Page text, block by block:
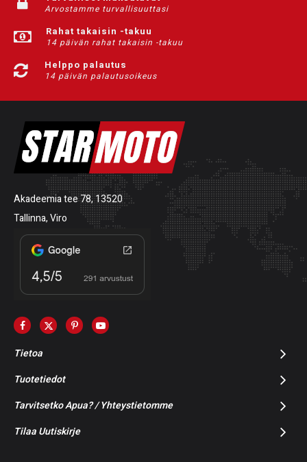
Arvostamme turvallisuuttasi
Rahat takaisin -takuu
14 päivän rahat takaisin -takuu
Helppo palautus
14 päivän palautusoikeus
Akadeemia tee 78, 13520
Tallinna, Viro
Tietoa
Tuotetiedot
Tarvitsetko Apua? / Yhteystietomme
Tilaa Uutiskirje